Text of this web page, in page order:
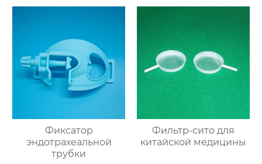
Фиксатор
эндотрахеальной
трубки
Фильтр-сито для
китайской медицины